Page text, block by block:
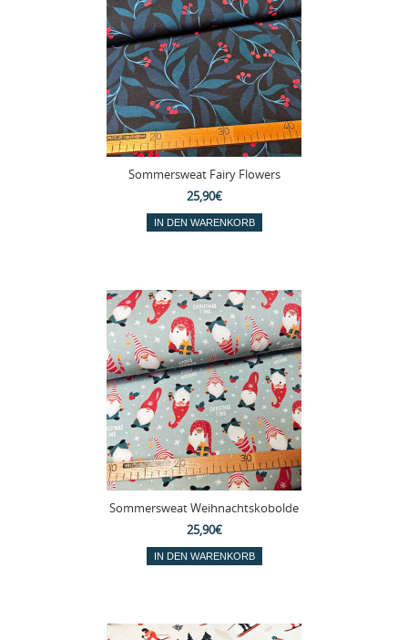
Sommersweat Fairy Flowers
25,90€
Sommersweat Weihnachtskobolde
25,90€